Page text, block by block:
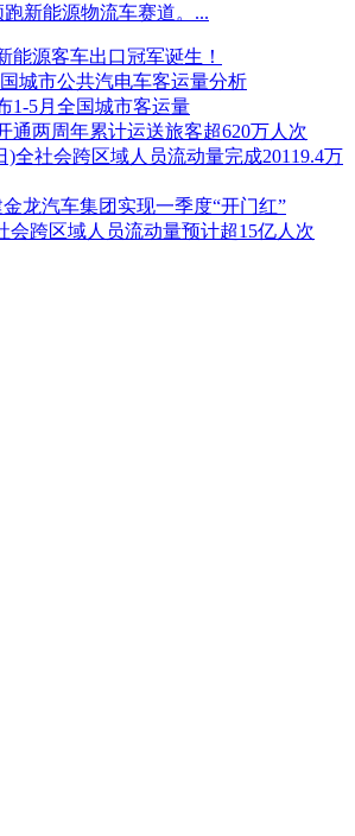
跑新能源物流车赛道。...
能源客车出口冠军诞生！
城市公共汽电车客运量分析
1-5月全国城市客运量
通两周年累计运送旅客超620万人次
)全社会跨区域人员流动量完成20119.4万
金龙汽车集团实现一季度“开门红”
会跨区域人员流动量预计超15亿人次